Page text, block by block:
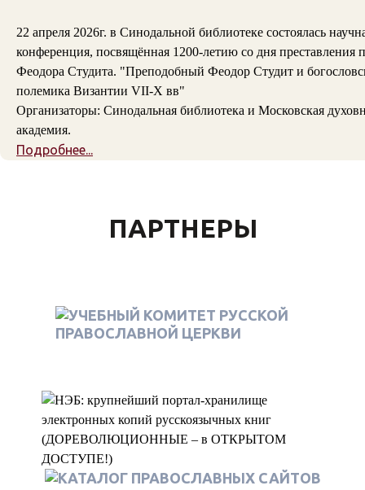
22 апреля 2026г. в Синодальной библиотеке состоялась
конференция, посвящённая 1200-летию со дня преставления
Феодора Студита. "Преподобный Феодор Студит и
полемика Византии VII-X вв"
Организаторы: Синодальная библиотека и Московская
академия.
Подробнее...
ПАРТНЕРЫ